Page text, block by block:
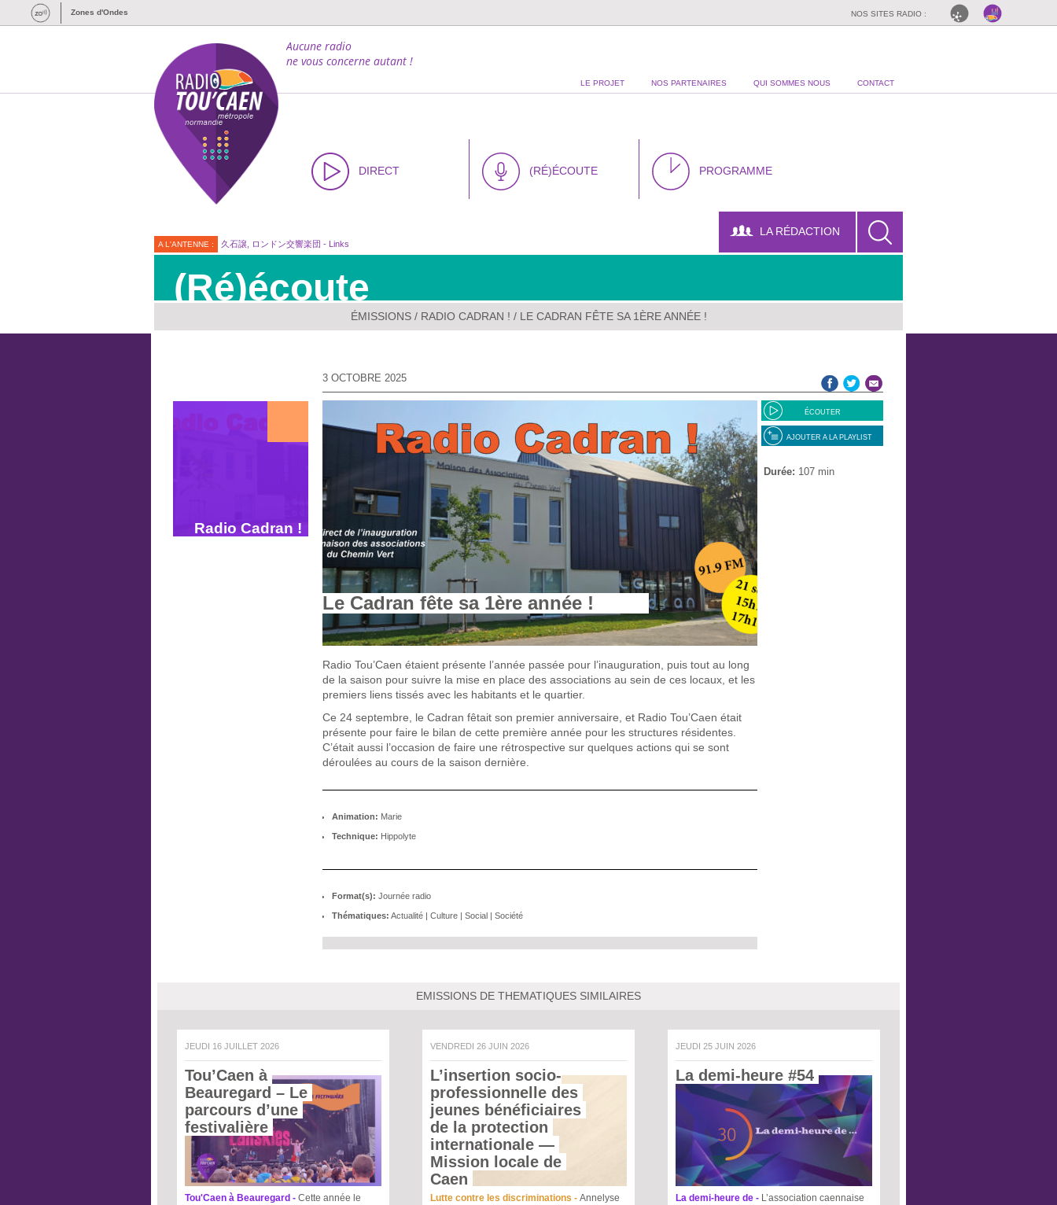
Zones d'Ondes NOS SITES RADIO :
LE PROJET NOS PARTENAIRES QUI SOMMES NOUS CONTACT
Aucune radio
ne vous concerne autant !
DIRECT (RÉ)ÉCOUTE PROGRAMME
A L'ANTENNE : 久石譲, ロンドン交響楽団 - Links
LA RÉDACTION
(Ré)écoute
ÉMISSIONS/ RADIO CADRAN ! / LE CADRAN FÊTE SA 1ÈRE ANNÉE !
Radio Cadran !
3 OCTOBRE 2025
ÉCOUTER
AJOUTER A LA PLAYLIST
Durée: 107 min
Le Cadran fête sa 1ère année !
Radio Tou’Caen étaient présente l’année passée pour l’inauguration, puis tout au long
de la saison pour suivre la mise en place des associations au sein de ces locaux, et les
premiers liens tissés avec les habitants et le quartier.
Ce 24 septembre, le Cadran fêtait son premier anniversaire, et Radio Tou’Caen était
présente pour faire le bilan de cette première année pour les structures résidentes.
C’était aussi l’occasion de faire une rétrospective sur quelques actions qui se sont
déroulées au cours de la saison dernière.
Animation: Marie
Technique: Hippolyte
Format(s): Journée radio
Thématiques: Actualité | Culture | Social | Société
EMISSIONS DE THEMATIQUES SIMILAIRES
JEUDI 16 JUILLET 2026
Tou’Caen à
Beauregard – Le
parcours d’une
festivalière
Tou'Caen à Beauregard - Cette année le
VENDREDI 26 JUIN 2026
L’insertion socio-
professionnelle des
jeunes bénéficiaires
de la protection
internationale —
Mission locale de
Caen
Lutte contre les discriminations - Annelyse
JEUDI 25 JUIN 2026
La demi-heure #54
La demi-heure de - L’association caennaise